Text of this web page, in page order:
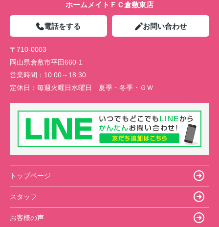
ホームメイトＦＣ倉敷東店
電話をする お問い合わせ
〒710-0003
岡山県倉敷市平田660-1
営業時間： 10:00～18:30
定休日： 毎週火曜日水曜日 夏季・冬季・ＧＷ
トップページ
スタッフ
お客様の声